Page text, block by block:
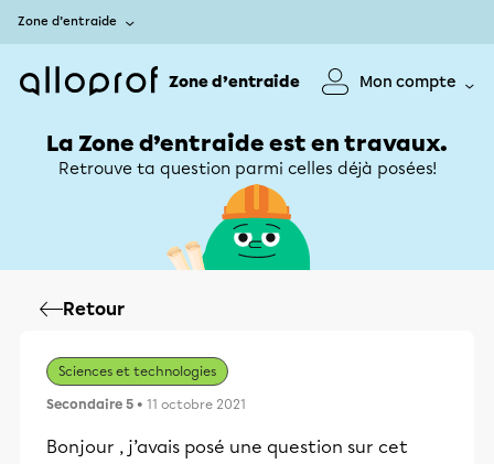
Zone d’entraide
Zone d’entraide Mon compte
La Zone d’entraide est en travaux.
Retrouve ta question parmi celles déjà posées!
Retour
Sciences et technologies
Secondaire 5 • 11 octobre 2021
Bonjour , j’avais posé une question sur cet